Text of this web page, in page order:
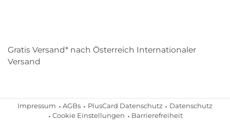
Gratis Versand* nach Österreich Internationaler
Versand
Impressum AGBs PlusCard Datenschutz
Datenschutz
Cookie Einstellungen
Barrierefreiheit